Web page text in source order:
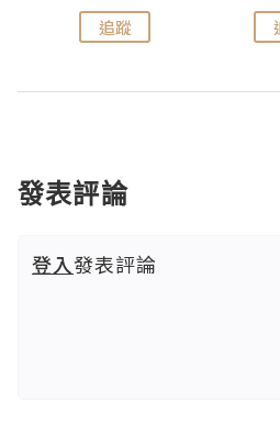
追蹤
發表評論
登入發表評論